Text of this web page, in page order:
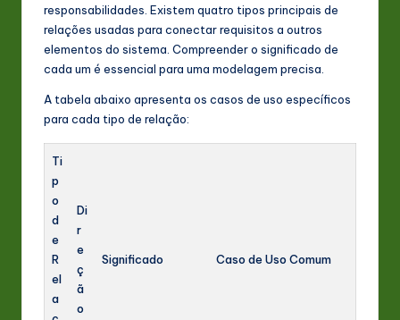
responsabilidades. Existem quatro tipos principais de
relações usadas para conectar requisitos a outros
elementos do sistema. Compreender o significado de
cada um é essencial para uma modelagem precisa.
A tabela abaixo apresenta os casos de uso específicos
para cada tipo de relação:
Ti
p
o
d
e
R
el
a
Di
r
e
ç
ã
o
Significado Caso de Uso Comum